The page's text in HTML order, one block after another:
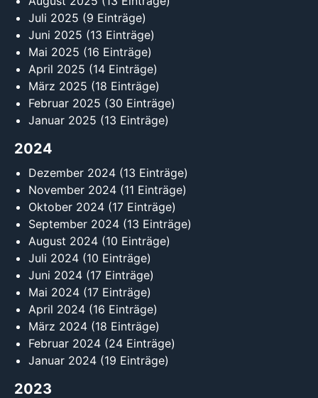
Juli 2025 (9 Einträge)
Juni 2025 (13 Einträge)
Mai 2025 (16 Einträge)
April 2025 (14 Einträge)
März 2025 (18 Einträge)
Februar 2025 (30 Einträge)
Januar 2025 (13 Einträge)
2024
Dezember 2024 (13 Einträge)
November 2024 (11 Einträge)
Oktober 2024 (17 Einträge)
September 2024 (13 Einträge)
August 2024 (10 Einträge)
Juli 2024 (10 Einträge)
Juni 2024 (17 Einträge)
Mai 2024 (17 Einträge)
April 2024 (16 Einträge)
März 2024 (18 Einträge)
Februar 2024 (24 Einträge)
Januar 2024 (19 Einträge)
2023